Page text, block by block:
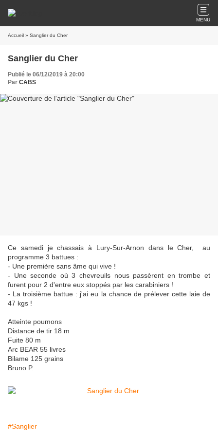
MENU
Accueil » Sanglier du Cher
Sanglier du Cher
Publié le 06/12/2019 à 20:00
Par CABS
Ce samedi je chassais à Lury-Sur-Arnon dans le Cher, au
programme 3 battues :
- Une première sans âme qui vive !
- Une seconde où 3 chevreuils nous passèrent en trombe et
furent pour 2 d'entre eux stoppés par les carabiniers !
- La troisième battue : j'ai eu la chance de prélever cette laie de
47 kgs !
Atteinte poumons
Distance de tir 18 m
Fuite 80 m
Arc BEAR 55 livres
Bilame 125 grains
Bruno P.
#Sanglier